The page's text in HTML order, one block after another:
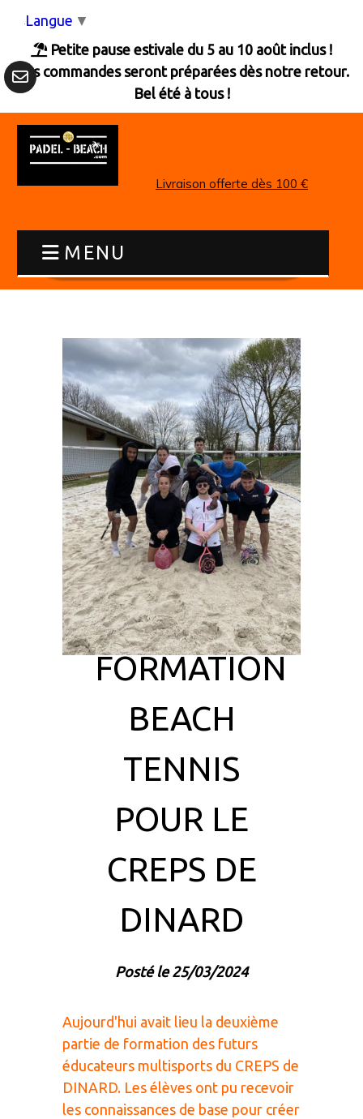
 Petite pause estivale du 5 au 10 août inclus !
Les commandes seront préparées dès notre retour.
Bel été à tous !
Livraison offerte dès 100 €
MENU
FORMATION
BEACH
TENNIS
POUR LE
CREPS DE
DINARD
Posté le 25/03/2024
Aujourd'hui avait lieu la deuxième
partie de formation des futurs
éducateurs multisports du CREPS de
DINARD. Les élèves ont pu recevoir
les connaissances de base pour créer
Langue ▼